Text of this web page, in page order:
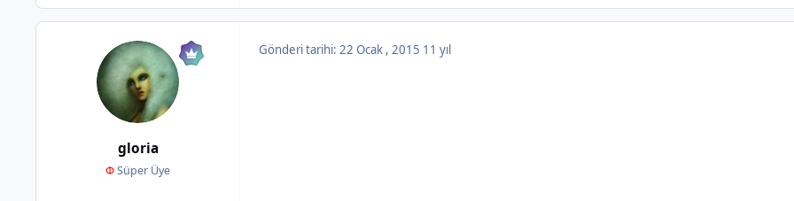
gloria
ΦSüper Üye
Gönderi tarihi: 22 Ocak , 2015 11 yıl